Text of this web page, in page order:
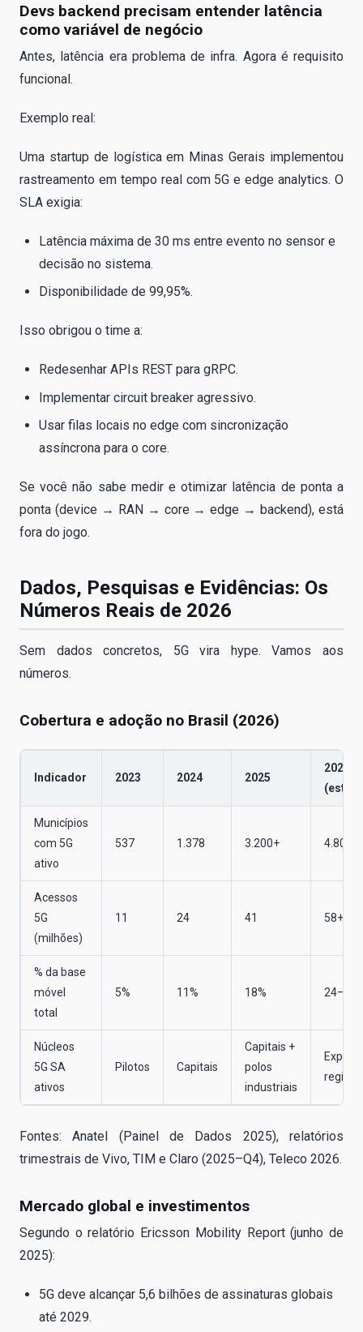
Devs backend precisam entender latência
como variável de negócio
Antes, latência era problema de infra. Agora é requisito
funcional.
Exemplo real:
Uma startup de logística em Minas Gerais implementou
rastreamento em tempo real com 5G e edge analytics. O
SLA exigia:
Latência máxima de 30 ms entre evento no sensor e
decisão no sistema.
Disponibilidade de 99,95%.
Isso obrigou o time a:
Redesenhar APIs REST para gRPC.
Implementar circuit breaker agressivo.
Usar filas locais no edge com sincronização
assíncrona para o core.
Se você não sabe medir e otimizar latência de ponta a
ponta (device → RAN → core → edge → backend), está
fora do jogo.
Dados, Pesquisas e Evidências: Os
Números Reais de 2026
Sem dados concretos, 5G vira hype. Vamos aos
números.
Cobertura e adoção no Brasil (2026)
Indicador 2023 2024 2025
2026
Municípios
com 5G
ativo
537 1.378 3.200+ 4.800+
Acessos
5G
(milhões)
11 24 41 58+
% da base
móvel
total
5% 11% 18%
Núcleos
5G SA
ativos
Pilotos Capitais
Capitais +
polos
industriais
Fontes: Anatel (Painel de Dados 2025), relatórios
trimestrais de Vivo, TIM e Claro (2025–Q4), Teleco 2026.
Mercado global e investimentos
Segundo o relatório Ericsson Mobility Report (junho de
2025):
5G deve alcançar 5,6 bilhões de assinaturas globais
até 2029.